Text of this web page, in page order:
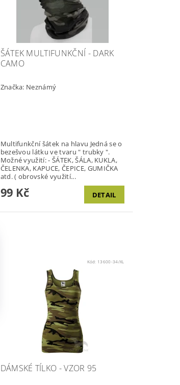
ŠÁTEK MULTIFUNKČNÍ - DARK
CAMO
Značka: Neznámý
Multifunkční šátek na hlavu Jedná se o
bezešvou látku ve tvaru " trubky ".
Možné využití: - ŠÁTEK, ŠÁLA, KUKLA,
ČELENKA, KAPUCE, ČEPICE, GUMIČKA
atd. ( obrovské využití...
99 Kč DETAIL
Kód: 13600-34/XL
DÁMSKÉ TÍLKO - VZOR 95